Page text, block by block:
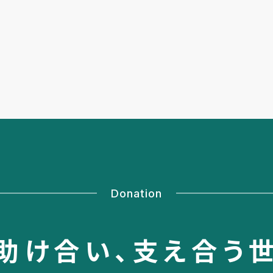
Donation
け合い、 支え合う